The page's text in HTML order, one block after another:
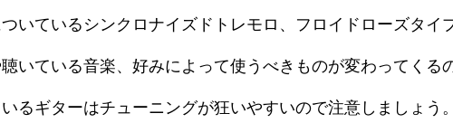
いているシンクロナイズドトレモロ、フロイドローズタイ
いている音楽、好みによって使うべきものが変わってくる
るギターはチューニングが狂いやすいので注意しましょう。